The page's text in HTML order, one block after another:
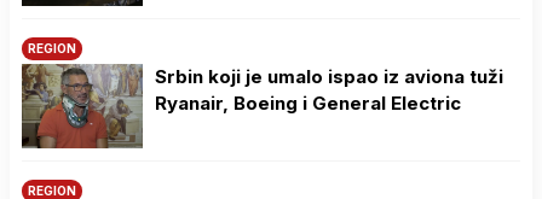
REGION
Srbin koji je umalo ispao iz aviona tuži
Ryanair, Boeing i General Electric
REGION